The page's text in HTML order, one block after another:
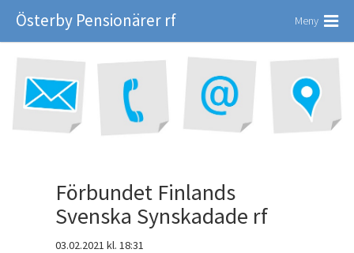
Österby Pensionärer rf Meny
Förbundet Finlands
Svenska Synskadade rf
03.02.2021 kl. 18:31